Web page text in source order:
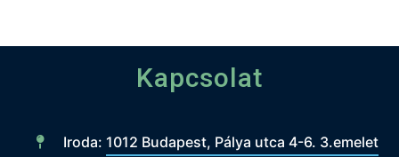
Kapcsolat
Iroda: 1012 Budapest, Pálya utca 4-6. 3.emelet